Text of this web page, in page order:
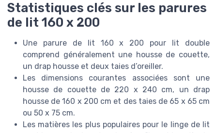
Statistiques clés sur les parures
de lit 160 x 200
Une parure de lit 160 x 200 pour lit double
comprend généralement une housse de couette,
un drap housse et deux taies d’oreiller.
Les dimensions courantes associées sont une
housse de couette de 220 x 240 cm, un drap
housse de 160 x 200 cm et des taies de 65 x 65 cm
ou 50 x 75 cm.
Les matières les plus populaires pour le linge de lit